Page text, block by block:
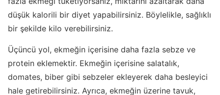
düşük kalorili bir diyet yapabilirsiniz. Böylelikle, sağlıklı
bir şekilde kilo verebilirsiniz.
Üçüncü yol, ekmeğin içerisine daha fazla sebze ve
protein eklemektir. Ekmeğin içerisine salatalık,
domates, biber gibi sebzeler ekleyerek daha besleyici
hale getirebilirsiniz. Ayrıca, ekmeğin üzerine tavuk,